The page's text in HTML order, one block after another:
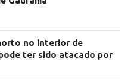
no interior de
ter sido atacado por